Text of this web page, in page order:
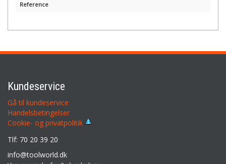
Reference
Kundeservice
Gå til kundeservice
Handelsbetingelser
Cookie- og privatpolitik
Tlf: 70 20 39 20
info@toolworld.dk